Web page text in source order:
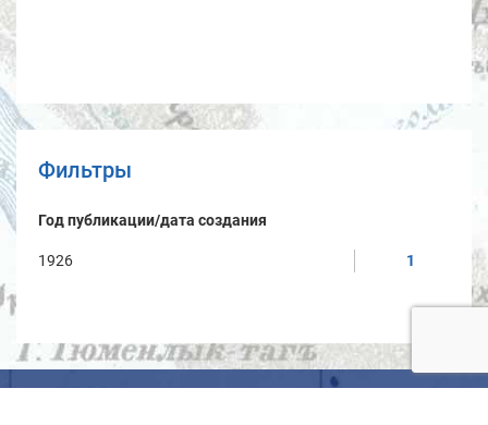
Фильтры
Год публикации/дата создания
1926 1